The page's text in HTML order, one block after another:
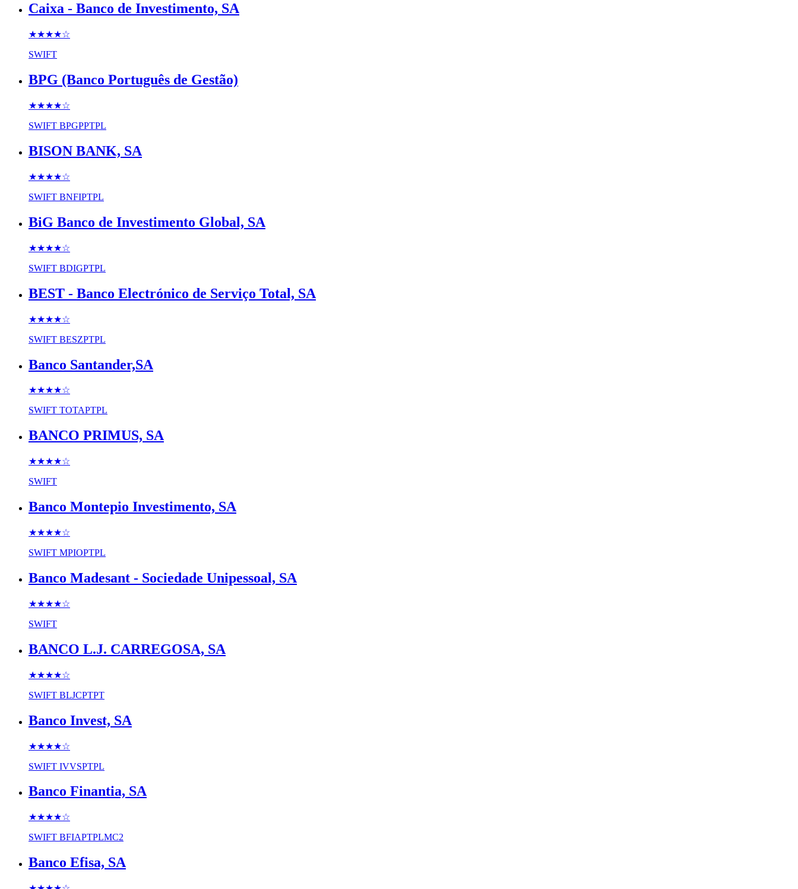
Caixa - Banco de Investimento, SA
★★★★☆
SWIFT
BPG (Banco Português de Gestão)
★★★★☆
SWIFT BPGPPTPL
BISON BANK, SA
★★★★☆
SWIFT BNFIPTPL
BiG Banco de Investimento Global, SA
★★★★☆
SWIFT BDIGPTPL
BEST - Banco Electrónico de Serviço Total, SA
★★★★☆
SWIFT BESZPTPL
Banco Santander,SA
★★★★☆
SWIFT TOTAPTPL
BANCO PRIMUS, SA
★★★★☆
SWIFT
Banco Montepio Investimento, SA
★★★★☆
SWIFT MPIOPTPL
Banco Madesant - Sociedade Unipessoal, SA
★★★★☆
SWIFT
BANCO L.J. CARREGOSA, SA
★★★★☆
SWIFT BLJCPTPT
Banco Invest, SA
★★★★☆
SWIFT IVVSPTPL
Banco Finantia, SA
★★★★☆
SWIFT BFIAPTPLMC2
Banco Efisa, SA